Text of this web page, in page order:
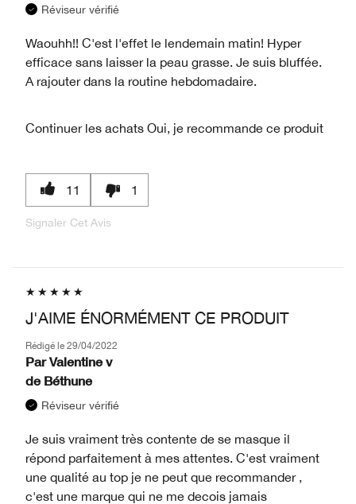
Réviseur vérifié
Waouhh!! C'est l'effet le lendemain matin! Hyper
efficace sans laisser la peau grasse. Je suis bluffée.
A rajouter dans la routine hebdomadaire.
Continuer les achats Oui, je recommande ce produit
11 1
Signaler Cet Avis
J'AIME ÉNORMÉMENT CE PRODUIT
Rédigé le 29/04/2022
Par Valentine v
de Béthune
Réviseur vérifié
Je suis vraiment très contente de se masque il
répond parfaitement à mes attentes. C'est vraiment
une qualité au top je ne peut que recommander ,
c'est une marque qui ne me decois jamais